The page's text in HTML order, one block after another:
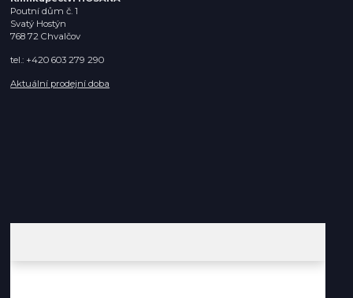
Poutní dům č. 1
Svatý Hostýn
768 72 Chvalčov
tel.: +420 603 279 290
Aktuální prodejní doba